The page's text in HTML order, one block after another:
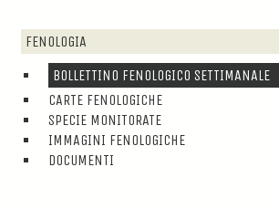
FENOLOGIA
BOLLETTINO FENOLOGICO SETTIMANALE
CARTE FENOLOGICHE
SPECIE MONITORATE
IMMAGINI FENOLOGICHE
DOCUMENTI